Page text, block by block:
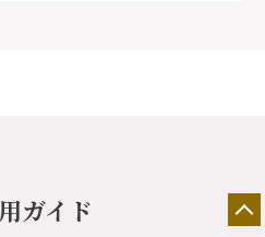
ガイド